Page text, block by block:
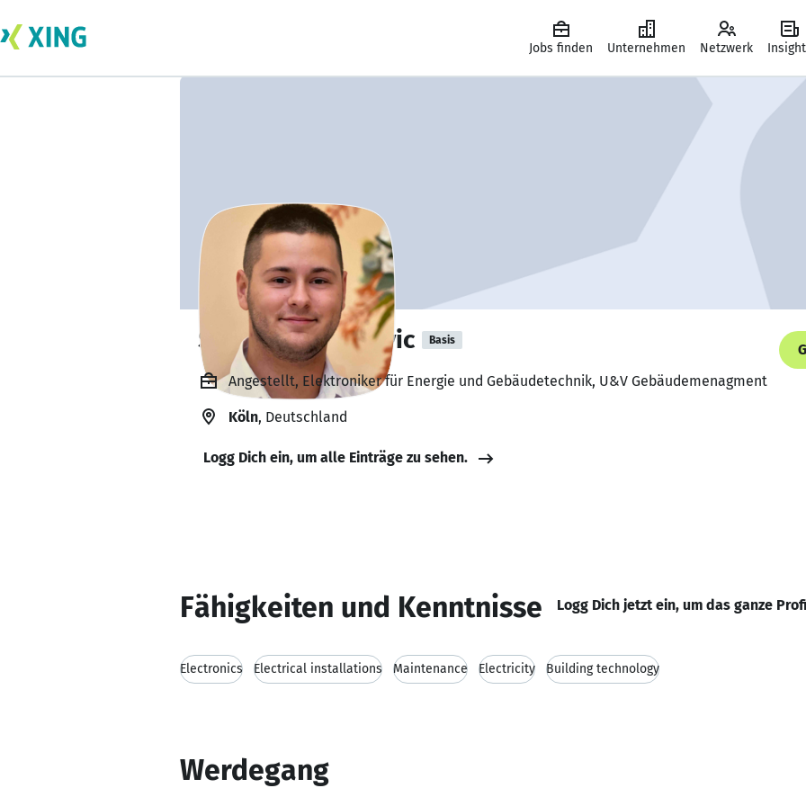
Jobs finden Unternehmen Netzwerk
Strahinja Zivanovic Basis
Angestellt, Elektroniker für Energie und Gebäudetechnik, U&V Gebäudemenagment
Köln, Deutschland
Logg Dich ein, um alle Einträge zu sehen.
Fähigkeiten und Kenntnisse Logg Dich jetzt ein, um das ganze
Electronics Electrical installations Maintenance Electricity Building technology
Werdegang